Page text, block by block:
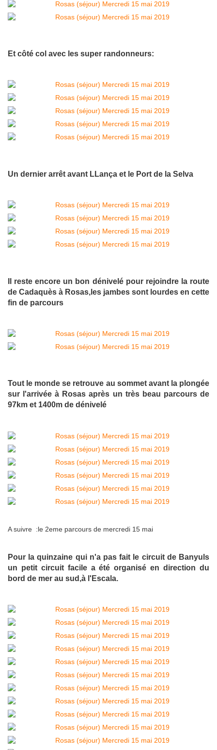
Et côté col avec les super randonneurs:
Un dernier arrêt avant LLança et le Port de la Selva
Il reste encore un bon dénivelé pour rejoindre la route
de Cadaquès à Rosas,les jambes sont lourdes en cette
fin de parcours
Tout le monde se retrouve au sommet avant la plongée
sur l'arrivée à Rosas après un très beau parcours de
97km et 1400m de dénivelé
A suivre :le 2eme parcours de mercredi 15 mai
Pour la quinzaine qui n'a pas fait le circuit de Banyuls
un petit circuit facile a été organisé en direction du
bord de mer au sud,à l'Escala.